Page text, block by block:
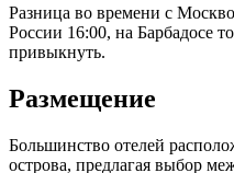
Разница во времени с
России 16:00, на Барбадосе
привыкнуть.
Размещение
Большинство отелей
острова, предлагая выбор